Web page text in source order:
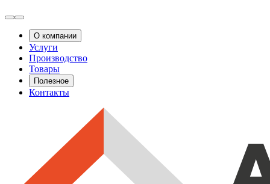
О компании
Услуги
Производство
Товары
Полезное
Контакты